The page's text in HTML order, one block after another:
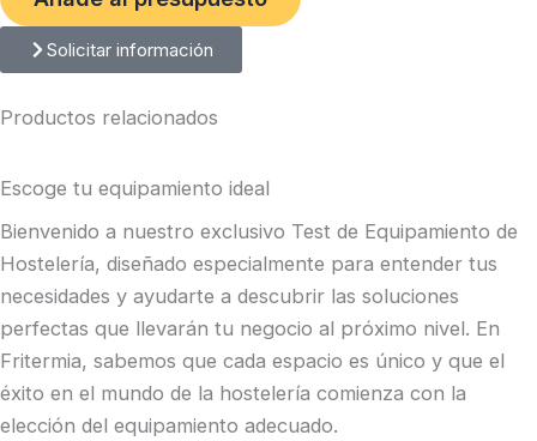
Solicitar información
Productos relacionados
Escoge tu equipamiento ideal
Bienvenido a nuestro exclusivo Test de Equipamiento de
Hostelería, diseñado especialmente para entender tus
necesidades y ayudarte a descubrir las soluciones
perfectas que llevarán tu negocio al próximo nivel. En
Fritermia, sabemos que cada espacio es único y que el
éxito en el mundo de la hostelería comienza con la
elección del equipamiento adecuado.